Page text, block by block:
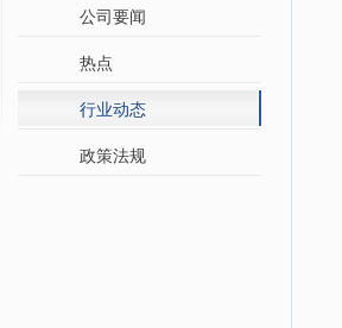
公司要闻
热点
行业动态
政策法规